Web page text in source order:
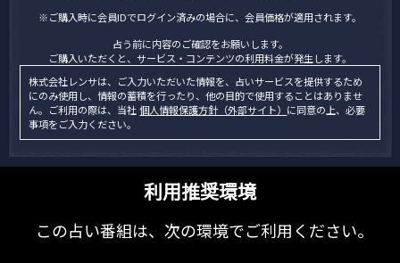
※ご購入時に会員IDでログイン済みの場合に、会員価格が適用されます。
占う前に内容のご確認をお願いします。
ご購入いただくと、サービス・コンテンツの利用料金が発生します。
株式会社レンサは、ご入力いただいた情報を、占いサービスを提供するため
にのみ使用し、情報の蓄積を行ったり、他の目的で使用することはありませ
ん。ご利用の際は、当社個人情報保護方針（外部サイト） に同意の上、必要
事項をご入力ください。
利用推奨環境
この占い番組は、次の環境でご利用ください。